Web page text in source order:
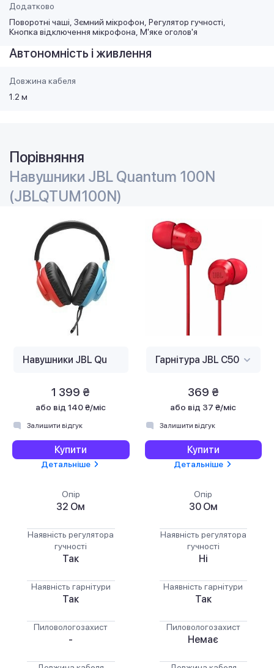
Додатково
Поворотні чаші Зємний мікрофон Регулятор гучності
Кнопка відключення мікрофона М'яке оголов'я
Автономність і живлення
Довжина кабеля
1.2 м
Порівняння
Навушники JBL Quantum 100N
(JBLQTUM100N)
1 399 ₴
або від 140 ₴/міс
Залишити відгук
Купити
Детальніше
Опір
32 Ом
Наявність регулятора
гучності
Так
Наявність гарнітури
Так
Пиловологозахист
-
369 ₴
або від 37 ₴/міс
Залишити відгук
Купити
Детальніше
Опір
30 Ом
Наявність регулятора
гучності
Ні
Наявність гарнітури
Так
Пиловологозахист
Немає